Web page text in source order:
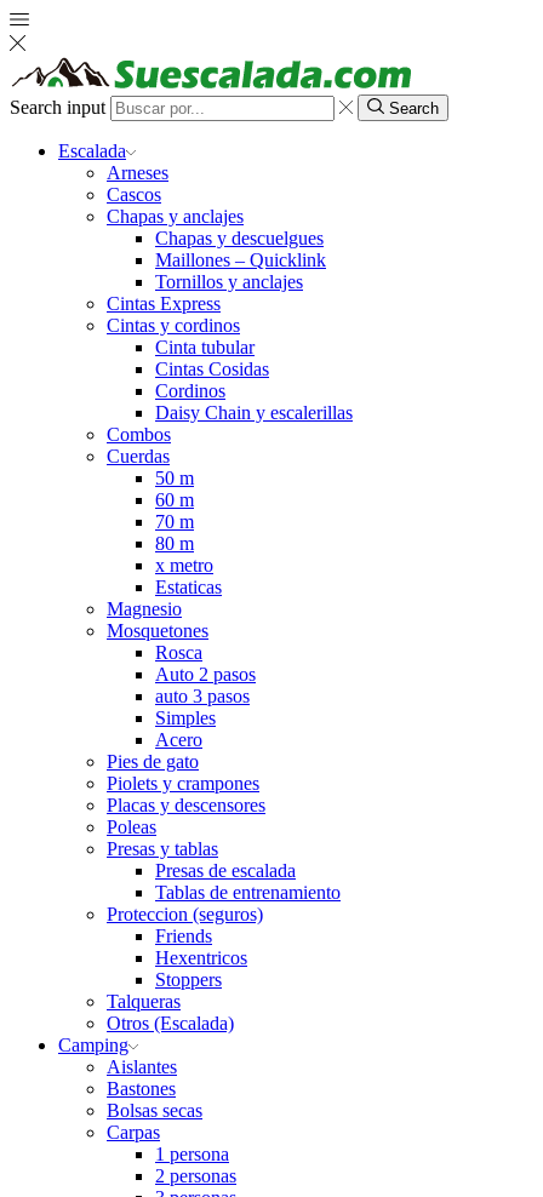
Search input Search
Escalada
Arneses
Cascos
Chapas y anclajes
Chapas y descuelgues
Maillones – Quicklink
Tornillos y anclajes
Cintas Express
Cintas y cordinos
Cinta tubular
Cintas Cosidas
Cordinos
Daisy Chain y escalerillas
Combos
Cuerdas
50 m
60 m
70 m
80 m
x metro
Estaticas
Magnesio
Mosquetones
Rosca
Auto 2 pasos
auto 3 pasos
Simples
Acero
Pies de gato
Piolets y crampones
Placas y descensores
Poleas
Presas y tablas
Presas de escalada
Tablas de entrenamiento
Proteccion (seguros)
Friends
Hexentricos
Stoppers
Talqueras
Otros (Escalada)
Camping
Aislantes
Bastones
Bolsas secas
Carpas
1 persona
2 personas